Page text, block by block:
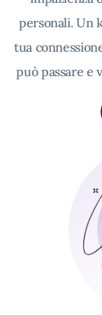
personali. Un
tua
può passare e